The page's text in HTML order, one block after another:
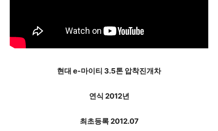
현대 e-마이티 3.5톤 압착진개차
연식 2012년
최초등록 2012.07